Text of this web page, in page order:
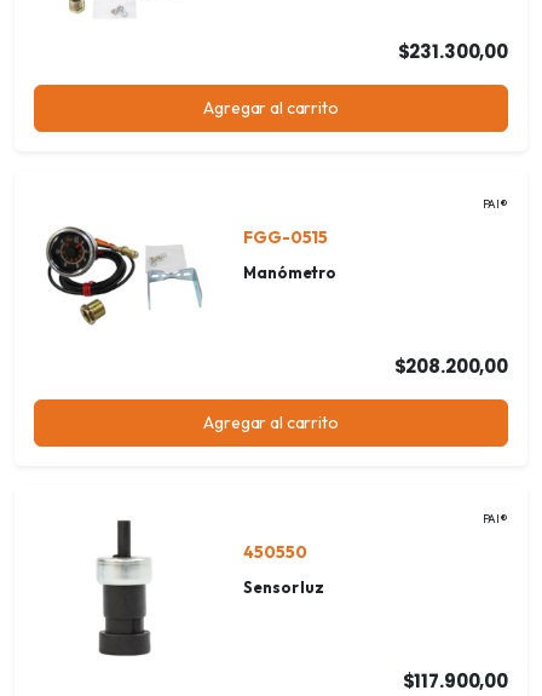
$231.300,00
Agregar al carrito
PAI®
FGG-0515
Manómetro
$208.200,00
Agregar al carrito
PAI®
450550
Sensor luz
$117.900,00